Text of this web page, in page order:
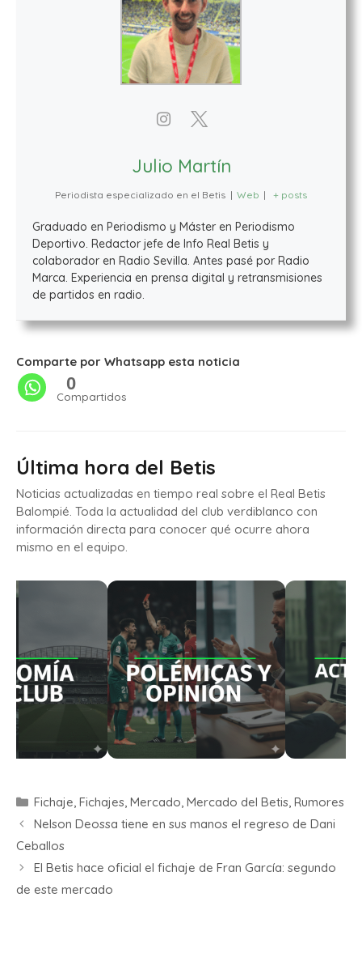
Julio Martín
Periodista especializado en el Betis | Web | + posts
Graduado en Periodismo y Máster en Periodismo
Deportivo. Redactor jefe de Info Real Betis y
colaborador en Radio Sevilla. Antes pasé por Radio
Marca. Experiencia en prensa digital y retransmisiones
de partidos en radio.
Comparte por Whatsapp esta noticia
0
Compartidos
Última hora del Betis
Noticias actualizadas en tiempo real sobre el Real Betis
Balompié. Toda la actualidad del club verdiblanco con
información directa para conocer qué ocurre ahora
mismo en el equipo.
Fichaje, Fichajes, Mercado, Mercado del Betis, Rumores
Nelson Deossa tiene en sus manos el regreso de Dani
Ceballos
El Betis hace oficial el fichaje de Fran García: segundo
de este mercado